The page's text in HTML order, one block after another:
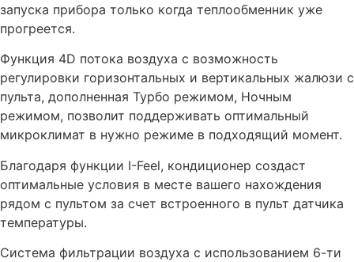
запуска прибора только когда теплообменник уже
прогреется.
Функция 4D потока воздуха с возможность
регулировки горизонтальных и вертикальных жалюзи с
пульта, дополненная Турбо режимом, Ночным
режимом, позволит поддерживать оптимальный
микроклимат в нужно режиме в подходящий момент.
Благодаря функции I-Feel, кондиционер создаст
оптимальные условия в месте вашего нахождения
рядом с пультом за счет встроенного в пульт датчика
температуры.
Система фильтрации воздуха с использованием 6-ти